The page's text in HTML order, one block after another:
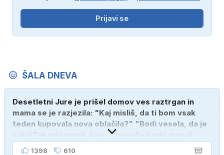
Prijavi se
ŠALA DNEVA
Desetletni Jure je prišel domov ves raztrgan in
mama se je razjezila: "Kaj misliš, da ti bom vsak
teden kupovala nova oblačila?" "Bodi vesela, da je
tako!" je odgovoril Jure. "Sosedje bodo morali
kupiti novega sina, tako sem ga prebutal!"
1398 610